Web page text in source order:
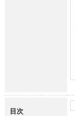
目次